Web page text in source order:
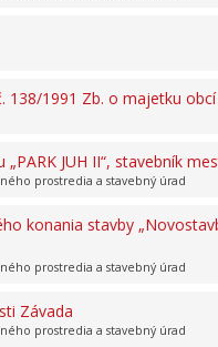
138/1991 Zb. o majetku
JUH II“, stavebník
prostredia a stavebný úrad
konania stavby
prostredia a stavebný úrad
Závada
prostredia a stavebný úrad